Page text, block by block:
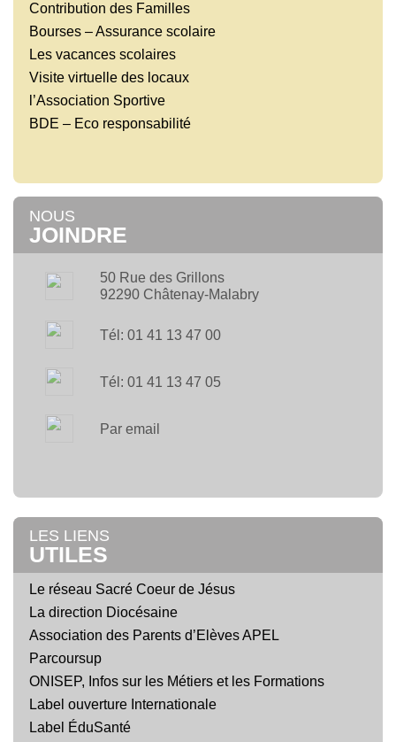
Contribution des Familles
Bourses – Assurance scolaire
Les vacances scolaires
Visite virtuelle des locaux
l’Association Sportive
BDE – Eco responsabilité
NOUS
JOINDRE
50 Rue des Grillons
92290 Châtenay-Malabry
Tél: 01 41 13 47 00
Tél: 01 41 13 47 05
Par email
LES LIENS
UTILES
Le réseau Sacré Coeur de Jésus
La direction Diocésaine
Association des Parents d’Elèves APEL
Parcoursup
ONISEP, Infos sur les Métiers et les Formations
Label ouverture Internationale
Label ÉduSanté